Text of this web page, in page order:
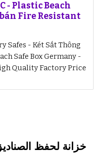
- Plastic Beach
Fire Resistant
Safes - Két Sắt Thông
Safe Box Germany -
Quality Factory Price
خزانة لحفظ